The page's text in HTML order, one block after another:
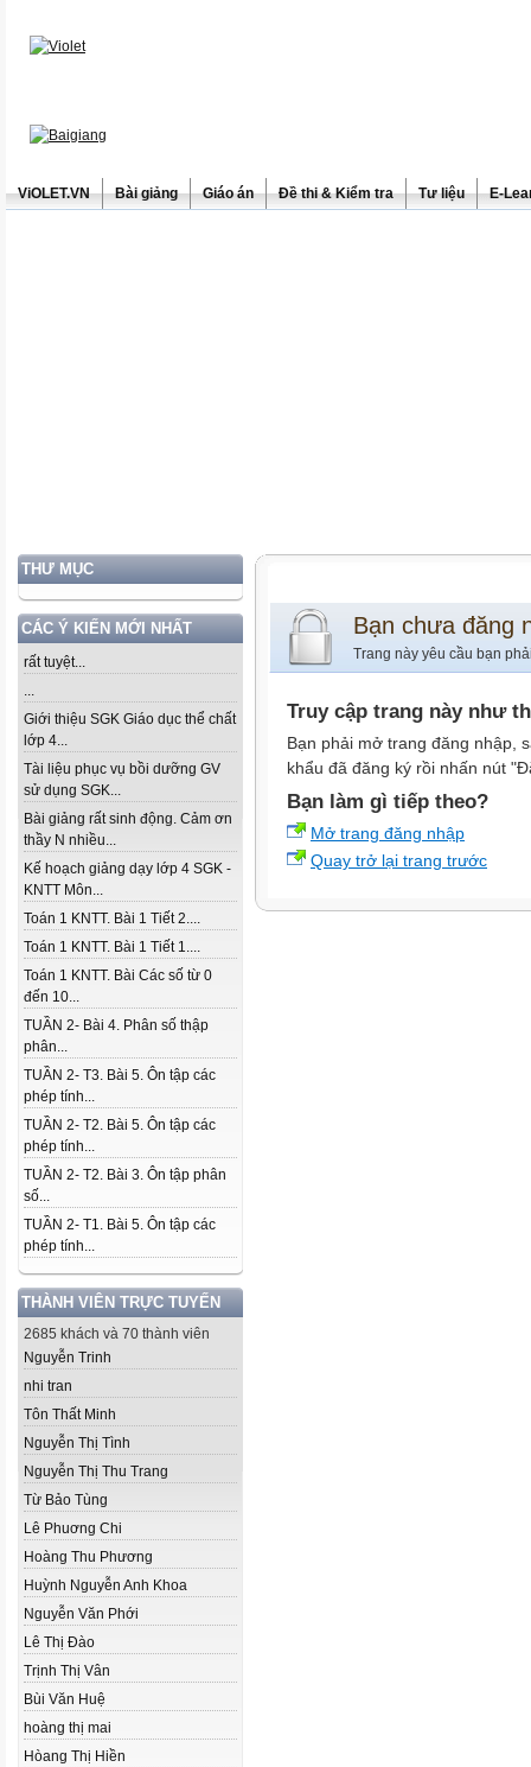
ViOLET.VN Bài giảng Giáo án Đề thi & Kiểm tra Tư liệu E-
THƯ MỤC
CÁC Ý KIẾN MỚI NHẤT
rất tuyệt...
...
Giới thiệu SGK Giáo dục thể chất
lớp 4...
Tài liệu phục vụ bồi dưỡng GV
sử dụng SGK...
Bài giảng rất sinh động. Cảm ơn
thầy N nhiều...
Kế hoạch giảng dạy lớp 4 SGK -
KNTT Môn...
Toán 1 KNTT. Bài 1 Tiết 2....
Toán 1 KNTT. Bài 1 Tiết 1....
Toán 1 KNTT. Bài Các số từ 0
đến 10...
TUẦN 2- Bài 4. Phân số thập
phân...
TUẦN 2- T3. Bài 5. Ôn tập các
phép tính...
TUẦN 2- T2. Bài 5. Ôn tập các
phép tính...
TUẦN 2- T2. Bài 3. Ôn tập phân
số...
TUẦN 2- T1. Bài 5. Ôn tập các
phép tính...
THÀNH VIÊN TRỰC TUYẾN
2685 khách và 70 thành viên
Nguyễn Trinh
nhi tran
Tôn Thất Minh
Nguyễn Thị Tình
Nguyễn Thị Thu Trang
Từ Bảo Tùng
Lê Phuơng Chi
Hoàng Thu Phương
Huỳnh Nguyễn Anh Khoa
Nguyễn Văn Phới
Lê Thị Đào
Trịnh Thị Vân
Bùi Văn Huệ
hoàng thị mai
Hòang Thị Hiền
Bạn chưa đăng
Trang này yêu cầu bạn
Truy cập trang này như
Bạn phải mở trang đăng nhập,
khẩu đã đăng ký rồi nhấn nút
Bạn làm gì tiếp theo?
Mở trang đăng nhập
Quay trở lại trang trước